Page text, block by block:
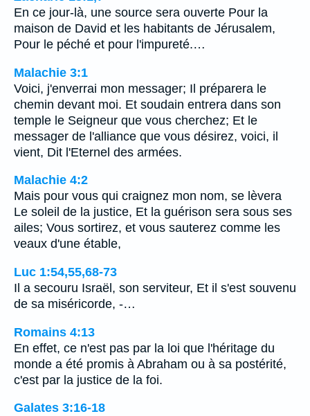
En ce jour-là, une source sera ouverte Pour la
maison de David et les habitants de Jérusalem,
Pour le péché et pour l'impureté.…
Malachie 3:1
Voici, j'enverrai mon messager; Il préparera le
chemin devant moi. Et soudain entrera dans son
temple le Seigneur que vous cherchez; Et le
messager de l'alliance que vous désirez, voici, il
vient, Dit l'Eternel des armées.
Malachie 4:2
Mais pour vous qui craignez mon nom, se lèvera
Le soleil de la justice, Et la guérison sera sous ses
ailes; Vous sortirez, et vous sauterez comme les
veaux d'une étable,
Luc 1:54,55,68-73
Il a secouru Israël, son serviteur, Et il s'est souvenu
de sa miséricorde, -…
Romains 4:13
En effet, ce n'est pas par la loi que l'héritage du
monde a été promis à Abraham ou à sa postérité,
c'est par la justice de la foi.
Galates 3:16-18